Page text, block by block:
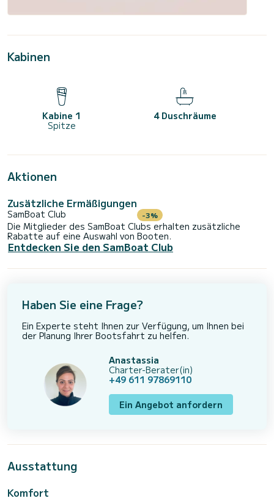
Kabinen
Kabine 1
Spitze
4 Duschräume
Aktionen
Zusätzliche Ermäßigungen
SamBoat Club -3%
Die Mitglieder des SamBoat Clubs erhalten zusätzliche
Rabatte auf eine Auswahl von Booten.
Entdecken Sie den SamBoat Club
Haben Sie eine Frage?
Ein Experte steht Ihnen zur Verfügung, um Ihnen bei
der Planung Ihrer Bootsfahrt zu helfen.
Anastassia
Charter-Berater(in)
+49 611 97869110
Ein Angebot anfordern
Ausstattung
Komfort